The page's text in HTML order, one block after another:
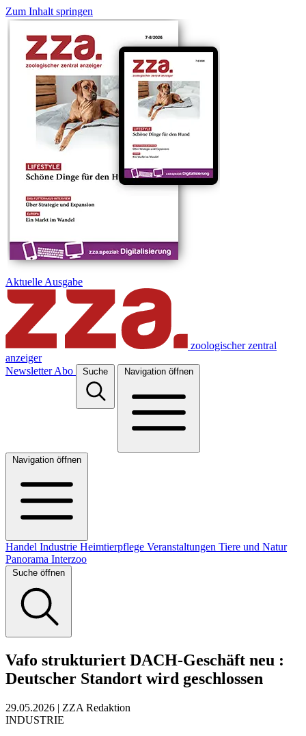
Zum Inhalt springen
Aktuelle Ausgabe
zoologischer zentral
anzeiger
Newsletter Abo Suche Navigation öffnen
Navigation öffnen
Handel Industrie Heimtierpflege Veranstaltungen Tiere und Natur
Panorama Interzoo
Suche öffnen
Vafo strukturiert DACH-Geschäft neu :
Deutscher Standort wird geschlossen
29.05.2026 | ZZA Redaktion
INDUSTRIE